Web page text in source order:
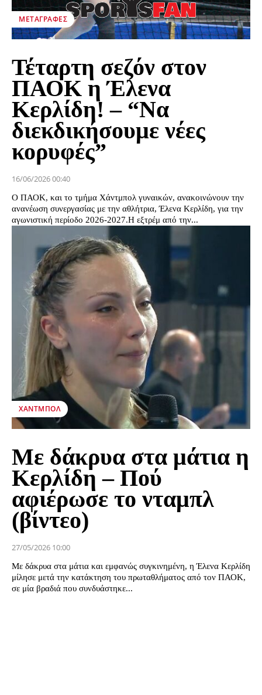
ΜΕΤΑΓΡΑΦΈΣ
Τέταρτη σεζόν στον
ΠΑΟΚ η Έλενα
Κερλίδη! – “Να
διεκδικήσουμε νέες
κορυφές”
16/06/2026 00:40
Ο ΠΑΟΚ, και το τμήμα Χάντμπολ γυναικών, ανακοινώνουν την
ανανέωση συνεργασίας με την αθλήτρια, Έλενα Κερλίδη, για την
αγωνιστική περίοδο 2026-2027.Η εξτρέμ από την...
ΧΆΝΤΜΠΟΛ
Με δάκρυα στα μάτια η
Κερλίδη – Πού
αφιέρωσε το νταμπλ
(βίντεο)
27/05/2026 10:00
Με δάκρυα στα μάτια και εμφανώς συγκινημένη, η Έλενα Κερλίδη
μίλησε μετά την κατάκτηση του πρωταθλήματος από τον ΠΑΟΚ,
σε μία βραδιά που συνδυάστηκε...